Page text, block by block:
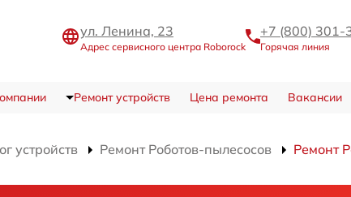
ул. Ленина, 23
Адрес сервисного центра Roborock
+7 (800) 301-
Горячая линия
Ремонт устройств Цена ремонта Вакансии
устройств Ремонт Роботов-пылесосов Ремонт